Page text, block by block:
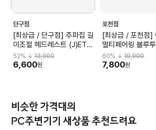
단구점
[최상급 / 단구점] 주파집 길
이조절 헤드레스트 (J)ETC-
0112
52% ↓ 13,900
6,600원
포천점
[최상급 / 포천점]
멀티페어링 블루
X-KEY 38BT 화
60% ↓19,900
7,800원
비슷한 가격대의
PC주변기기 새상품 추천드려요